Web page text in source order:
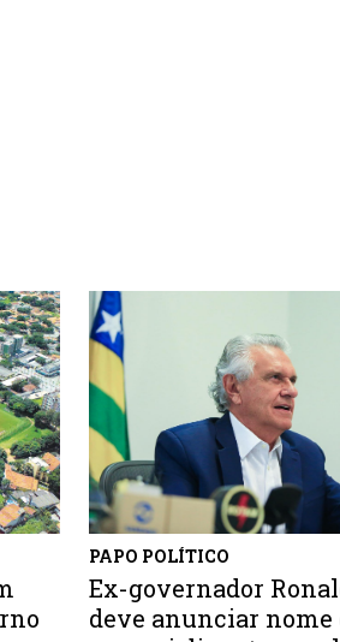
PAPO POLÍTICO
Ex-governador
deve anunciar nome